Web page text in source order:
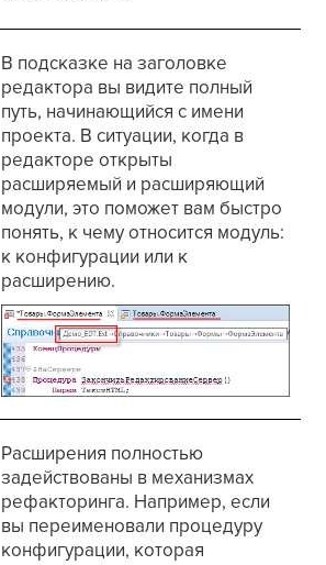
В подсказке на заголовке
редактора вы видите полный
путь, начинающийся с имени
проекта. В ситуации, когда в
редакторе открыты
расширяемый и расширяющий
модули, это поможет вам быстро
понять, к чему относится модуль:
к конфигурации или к
расширению.
Расширения полностью
задействованы в механизмах
рефакторинга. Например, если
вы переименовали процедуру
конфигурации, которая